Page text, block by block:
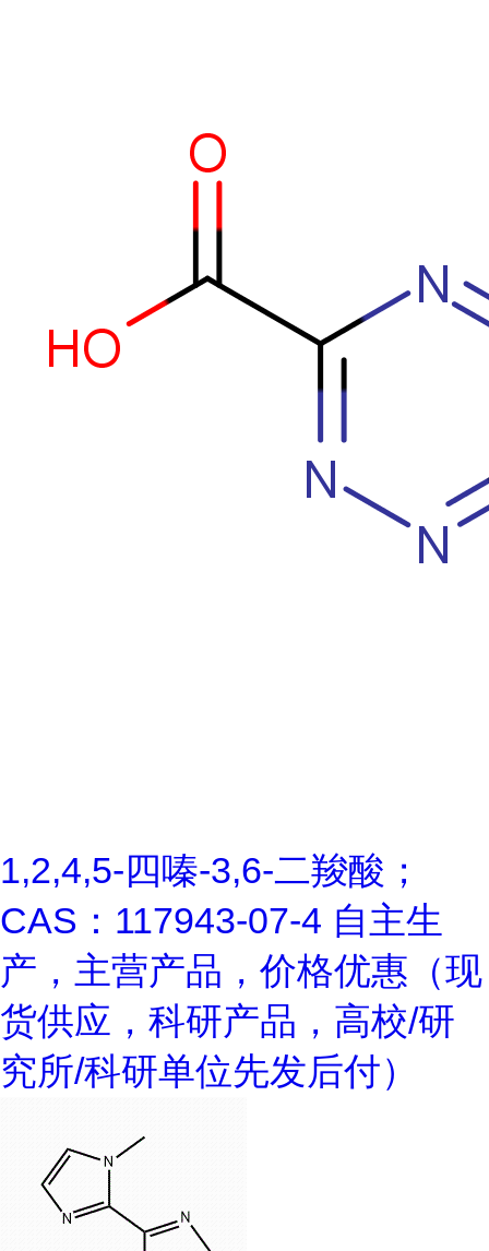
1,2,4,5-四嗪-3,6-二羧酸；
CAS：117943-07-4 自主生
产，主营产品，价格优惠（现
货供应，科研产品，高校/研
究所/科研单位先发后付）